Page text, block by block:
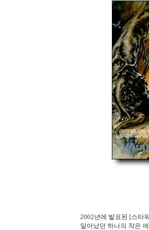
2002년에 발표된 [스타
일어났던 하나의 작은